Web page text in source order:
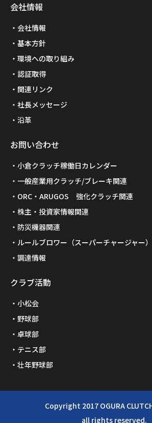
会社情報
会社情報
基本方針
環境への取り組み
認証取得
関連リンク
社長メッセージ
沿革
お問い合わせ
小倉クラッチ稼働日カレンダー
一般産業用クラッチ/ブレーキ関連
ORC・ARUGOS 強化クラッチ関連
株主・投資家情報関連
防災機器関連
ルールブロワー（スーパーチャージャー）
調達情報
クラブ活動
小松会
野球部
卓球部
テニス部
壮年野球部
Copyright 2017 OGURA
all rights reserved.